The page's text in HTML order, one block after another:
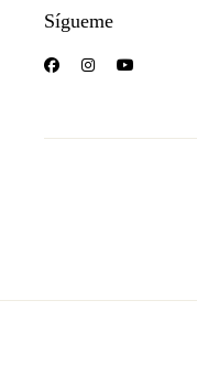
Sígueme